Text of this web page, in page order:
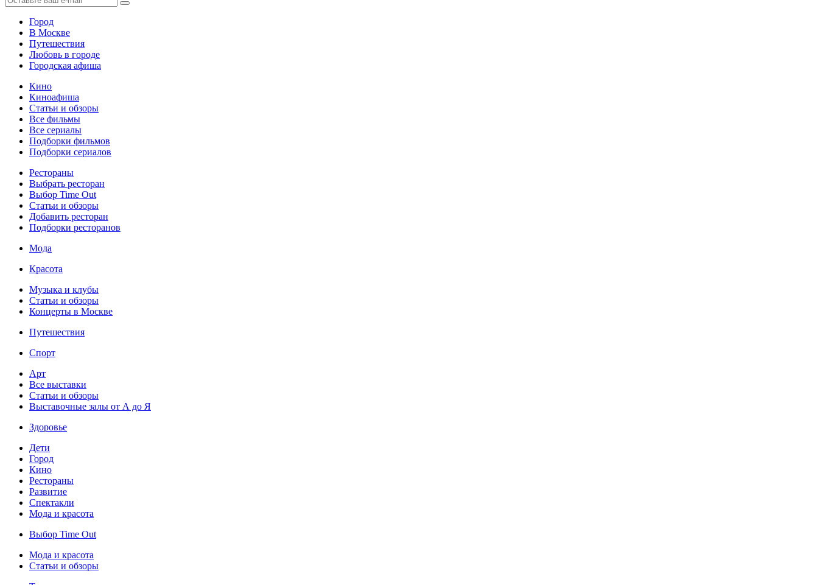
Город
В Москве
Путешествия
Любовь в городе
Городская афиша
Кино
Киноафиша
Статьи и обзоры
Все фильмы
Все сериалы
Подборки фильмов
Подборки сериалов
Рестораны
Выбрать ресторан
Выбор Time Out
Статьи и обзоры
Добавить ресторан
Подборки ресторанов
Мода
Красота
Музыка и клубы
Статьи и обзоры
Концерты в Москве
Путешествия
Спорт
Арт
Все выставки
Статьи и обзоры
Выставочные залы от А до Я
Здоровье
Дети
Город
Кино
Рестораны
Развитие
Спектакли
Мода и красота
Выбор Time Out
Мода и красота
Статьи и обзоры